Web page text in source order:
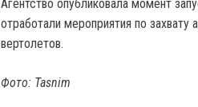
Агентство опубликовала момент
отработали мероприятия по
вертолетов.
Фото: Tasnim